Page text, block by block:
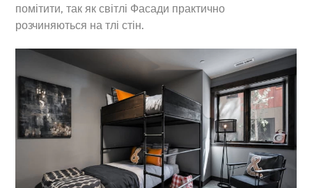
помітити, так як світлі Фасади практично
розчиняються на тлі стін.